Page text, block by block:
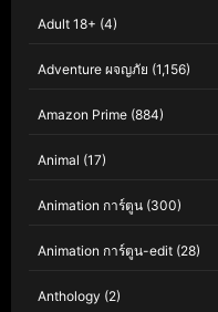
Adult 18+ (4)
Adventure ผจญภัย (1,156)
Amazon Prime (884)
Animal (17)
Animation การ์ตูน (300)
Animation การ์ตูน-edit (28)
Anthology (2)